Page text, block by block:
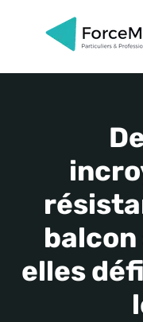
elles